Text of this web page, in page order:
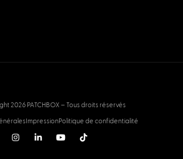
2026 PATCHBOX – Tous droits réservés
ImpressionPolitique de confidentialité